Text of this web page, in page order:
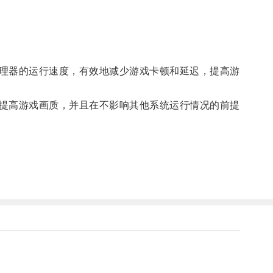
的运行速度，有效地减少游戏卡顿和延迟，提高游
游戏画质，并且在不影响其他系统运行情况的前提